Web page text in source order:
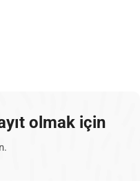
olmak için